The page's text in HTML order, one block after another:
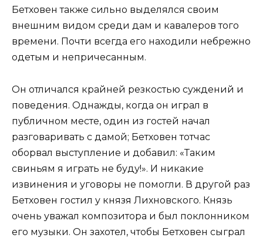
Бетховен также сильно выделялся своим
внешним видом среди дам и кавалеров того
времени. Почти всегда его находили небрежно
одетым и непричесанным.
Он отличался крайней резкостью суждений и
поведения. Однажды, когда он играл в
публичном месте, один из гостей начал
разговаривать с дамой; Бетховен тотчас
оборвал выступление и добавил: «Таким
свиньям я играть не буду!». И никакие
извинения и уговоры не помогли. В другой раз
Бетховен гостил у князя Лихновского. Князь
очень уважал композитора и был поклонником
его музыки. Он захотел, чтобы Бетховен сыграл